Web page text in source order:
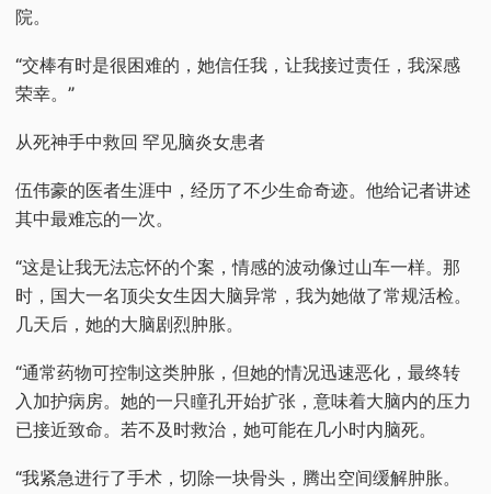
院。
“交棒有时是很困难的，她信任我，让我接过责任，我深感
荣幸。”
从死神手中救回 罕见脑炎女患者
伍伟豪的医者生涯中，经历了不少生命奇迹。他给记者讲述
其中最难忘的一次。
“这是让我无法忘怀的个案，情感的波动像过山车一样。那
时，国大一名顶尖女生因大脑异常，我为她做了常规活检。
几天后，她的大脑剧烈肿胀。
“通常药物可控制这类肿胀，但她的情况迅速恶化，最终转
入加护病房。她的一只瞳孔开始扩张，意味着大脑内的压力
已接近致命。若不及时救治，她可能在几小时内脑死。
“我紧急进行了手术，切除一块骨头，腾出空间缓解肿胀。